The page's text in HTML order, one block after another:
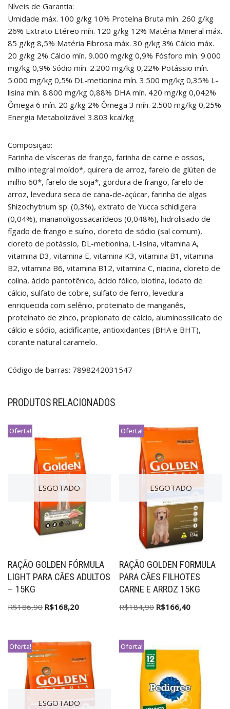
Níveis de Garantia:
Umidade máx. 100 g/kg 10% Proteína Bruta mín. 260 g/kg
26% Extrato Etéreo mín. 120 g/kg 12% Matéria Mineral máx.
85 g/kg 8,5% Matéria Fibrosa máx. 30 g/kg 3% Cálcio máx.
20 g/kg 2% Cálcio mín. 9.000 mg/kg 0,9% Fósforo mín. 9.000
mg/kg 0,9% Sódio mín. 2.200 mg/kg 0,22% Potássio mín.
5.000 mg/kg 0,5% DL-metionina mín. 3.500 mg/kg 0,35% L-
lisina mín. 8.800 mg/kg 0,88% DHA mín. 420 mg/kg 0,042%
Ômega 6 mín. 20 g/kg 2% Ômega 3 mín. 2.500 mg/kg 0,25%
Energia Metabolizável 3.803 kcal/kg
Composição:
Farinha de vísceras de frango, farinha de carne e ossos,
milho integral moído*, quirera de arroz, farelo de glúten de
milho 60*, farelo de soja*, gordura de frango, farelo de
arroz, levedura seca de cana-de-açúcar, farinha de algas
Shizochytrium sp. (0,3%), extrato de Yucca schidigera
(0,04%), mananoligossacarídeos (0,048%), hidrolisado de
fígado de frango e suíno, cloreto de sódio (sal comum),
cloreto de potássio, DL-metionina, L-lisina, vitamina A,
vitamina D3, vitamina E, vitamina K3, vitamina B1, vitamina
B2, vitamina B6, vitamina B12, vitamina C, niacina, cloreto de
colina, ácido pantotênico, ácido fólico, biotina, iodato de
cálcio, sulfato de cobre, sulfato de ferro, levedura
enriquecida com selênio, proteinato de manganês,
proteinato de zinco, propionato de cálcio, aluminossilicato de
cálcio e sódio, acidificante, antioxidantes (BHA e BHT),
corante natural caramelo.
Código de barras: 7898242031547
PRODUTOS RELACIONADOS
ESGOTADO
Oferta!
RAÇÃO GOLDEN FÓRMULA
LIGHT PARA CÃES ADULTOS
– 15KG
R$186,90 R$168,20
ESGOTADO
Oferta!
RAÇÃO GOLDEN FORMULA
PARA CÃES FILHOTES
CARNE E ARROZ 15KG
R$184,90 R$166,40
ESGOTADO
Oferta! Oferta!